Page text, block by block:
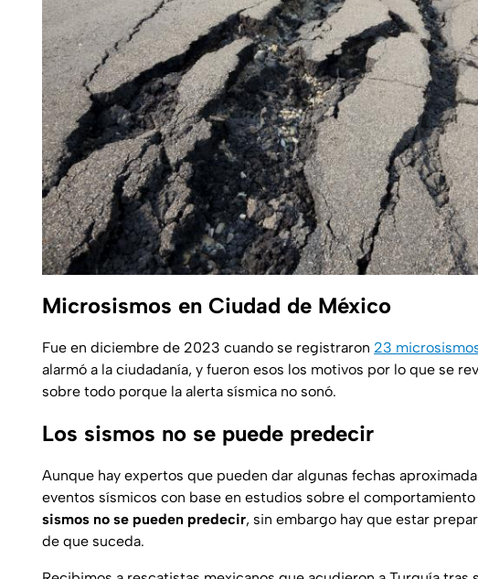
Microsismos en Ciudad de México
Fue en diciembre de 2023 cuando se registraron 23
alarmó a la ciudadanía, y fueron esos los motivos por lo que se
sobre todo porque la alerta sísmica no sonó.
Los sismos no se puede predecir
Aunque hay expertos que pueden dar algunas fechas
eventos sísmicos con base en estudios sobre el
sismos no se pueden predecir, sin embargo hay que estar
de que suceda.